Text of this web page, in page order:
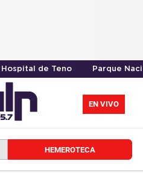
Hospital de Teno Parque
EN VIVO
HEMEROTECA